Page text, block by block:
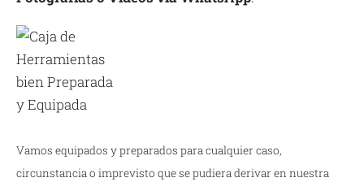
Vamos equipados y preparados para cualquier caso,
circunstancia o imprevisto que se pudiera derivar en nuestra